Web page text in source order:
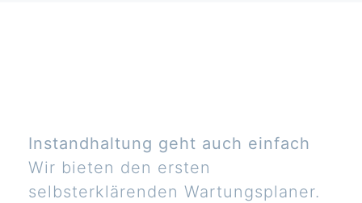
Instandhaltung geht auch einfach
Wir bieten den ersten
selbsterklärenden Wartungsplaner.